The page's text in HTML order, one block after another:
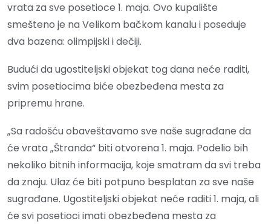
vrata za sve posetioce 1. maja. Ovo kupalište
smešteno je na Velikom bačkom kanalu i poseduje
dva bazena: olimpijski i dečiji.
Budući da ugostiteljski objekat tog dana neće raditi,
svim posetiocima biće obezbeđena mesta za
pripremu hrane.
„Sa radošću obaveštavamo sve naše sugrađane da
će vrata „Štranda“ biti otvorena 1. maja. Podelio bih
nekoliko bitnih informacija, koje smatram da svi treba
da znaju. Ulaz će biti potpuno besplatan za sve naše
sugrađane. Ugostiteljski objekat neće raditi 1. maja, ali
će svi posetioci imati obezbeđena mesta za